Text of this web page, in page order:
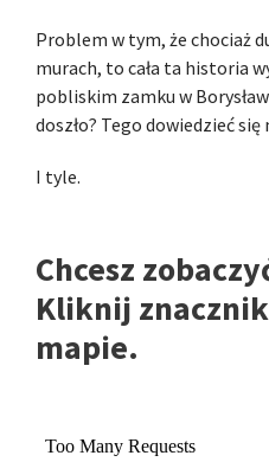
Problem w tym, że chociaż
murach, to cała ta historia
pobliskim zamku w
doszło? Tego dowiedzieć
I tyle.
Chcesz
Kliknij
mapie.